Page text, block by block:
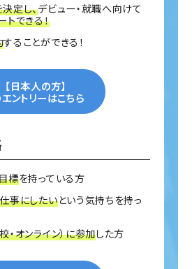
定し、デビュー・就職へ向けて
トできる！
することができる！
【日本人の方】
ントリーはこちら
標を持っている方
事にしたいという気持ちを持っ
・オンライン）に参加した方